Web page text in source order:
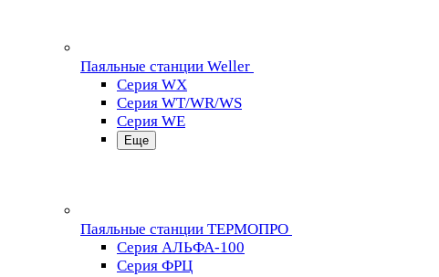
Паяльные станции Weller
Серия WX
Серия WT/WR/WS
Серия WE
Еще
Паяльные станции ТЕРМОПРО
Серия АЛЬФА-100
Серия ФРЦ